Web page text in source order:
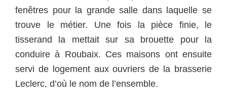
fenêtres pour la grande salle dans laquelle se
trouve le métier. Une fois la pièce finie, le
tisserand la mettait sur sa brouette pour la
conduire à Roubaix. Ces maisons ont ensuite
servi de logement aux ouvriers de la brasserie
Leclerc, d’où le nom de l’ensemble.